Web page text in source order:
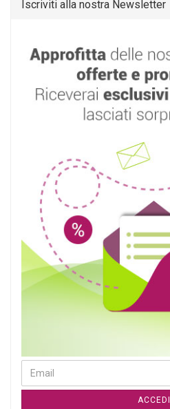
Iscriviti alla nostra Newsletter
ACCEDI